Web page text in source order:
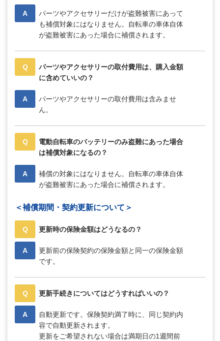
A
パーツやアクセサリーだけが盗難被害にあって
も補償対象にはなりません。自転車の車体自体
が盗難被害にあった場合に補償されます。
Q
パーツやアクセサリーの取付費用は、購入金額
に含めていいの？
A
パーツやアクセサリーの取付費用は含みませ
ん。
Q
電動自転車のバッテリーのみ盗難にあった場合
は補償対象になるの？
A
補償の対象にはなりません。自転車の車体自体
が盗難被害にあった場合に補償されます。
＜補償期間・契約更新について＞
Q 更新時の保険金額はどうなるの？
A
更新前の保険契約の保険金額と同一の保険金額
です。
Q 更新手続きについてはどうすればいいの？
A
自動更新です。保険契約満了時に、同じ契約内
容で自動更新されます。
更新をご希望されない場合は満期日の1週間前